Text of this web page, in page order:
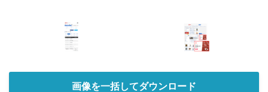
画像を一括してダウンロード